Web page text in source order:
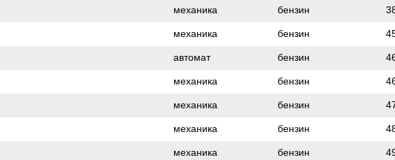
механика бензин
механика бензин
автомат бензин
механика бензин
механика бензин
механика бензин
механика бензин